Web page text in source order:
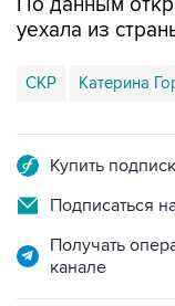
СКР Катерина
Подписаться
Получать